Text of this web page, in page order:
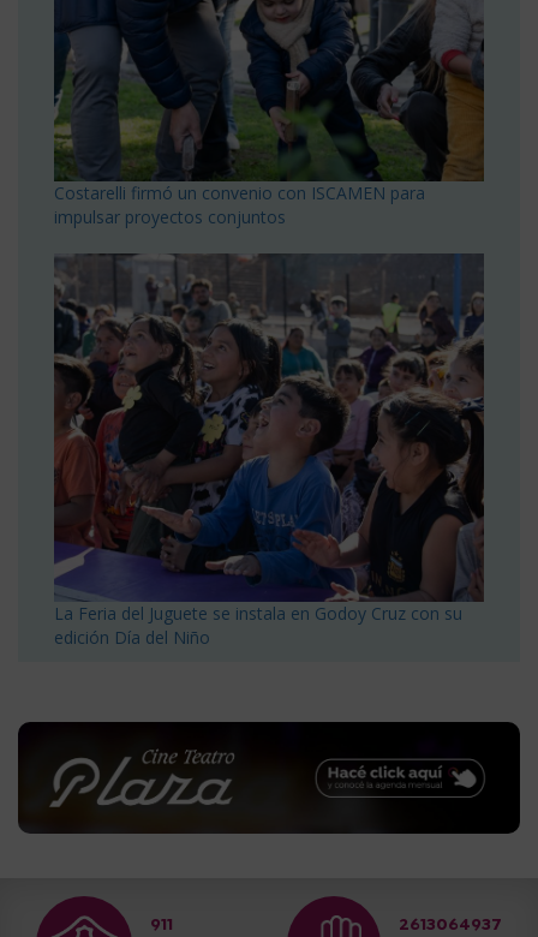
Costarelli firmó un convenio con ISCAMEN para
impulsar proyectos conjuntos
La Feria del Juguete se instala en Godoy Cruz con su
edición Día del Niño
911 2613064937